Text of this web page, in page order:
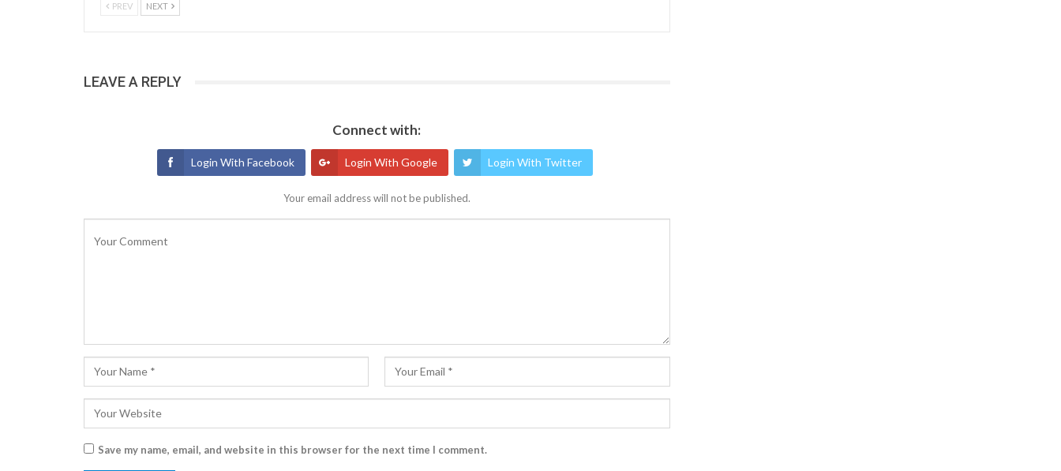
PREV NEXT
LEAVE A REPLY
Connect with:
Login With Facebook Login With Google Login With Twitter
Your email address will not be published.
Save my name, email, and website in this browser for the next time I comment.